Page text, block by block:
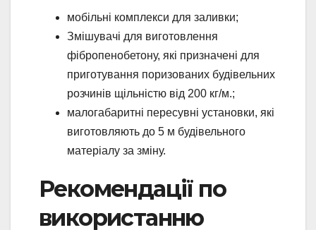
мобільні комплекси для заливки;
Змішувачі для виготовлення
фібропенобетону, які призначені для
приготування поризованих будівельних
розчинів щільністю від 200 кг/м.;
малогабаритні пересувні установки, які
виготовляють до 5 м будівельного
матеріалу за зміну.
Рекомендації по
використанню